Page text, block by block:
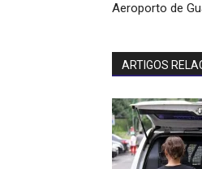
Aeroporto de
ARTIGOS